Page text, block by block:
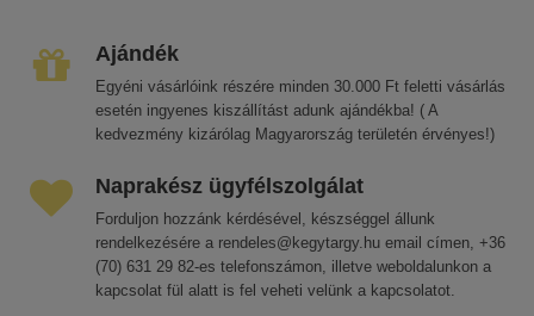
Ajándék
Egyéni vásárlóink részére minden 30.000 Ft feletti vásárlás
esetén ingyenes kiszállítást adunk ajándékba! ( A
kedvezmény kizárólag Magyarország területén érvényes!)
Naprakész ügyfélszolgálat
Forduljon hozzánk kérdésével, készséggel állunk
rendelkezésére a rendeles@kegytargy.hu email címen, +36
(70) 631 29 82-es telefonszámon, illetve weboldalunkon a
kapcsolat fül alatt is fel veheti velünk a kapcsolatot.